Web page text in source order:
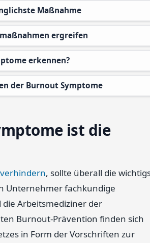
Maßnahme
ergreifen
erkennen?
der Burnout Symptome
ist die
, sollte überall die
Unternehmer fachkundige
Arbeitsmediziner der
Burnout-Prävention finden sich
in Form der Vorschriften zur